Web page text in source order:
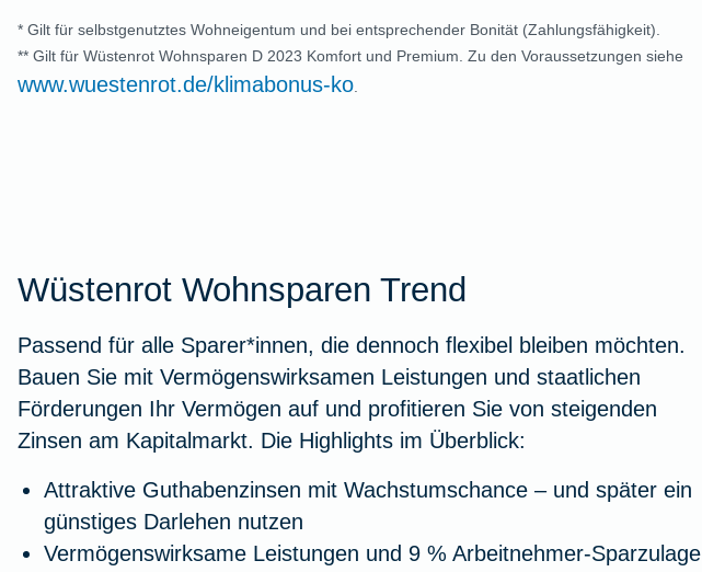
* Gilt für selbstgenutztes Wohneigentum und bei entsprechender Bonität (Zahlungsfähigkeit).
** Gilt für Wüstenrot Wohnsparen D 2023 Komfort und Premium. Zu den Voraussetzungen siehe
www.wuestenrot.de/klimabonus-ko.
Wüstenrot Wohnsparen Trend
Passend für alle Sparer*innen, die dennoch flexibel bleiben möchten.
Bauen Sie mit Vermögenswirksamen Leistungen und staatlichen
Förderungen Ihr Vermögen auf und profitieren Sie von steigenden
Zinsen am Kapitalmarkt. Die Highlights im Überblick:
Attraktive Guthabenzinsen mit Wachstumschance – und später ein
günstiges Darlehen nutzen
Vermögenswirksame Leistungen und 9 % Arbeitnehmer-Sparzulage